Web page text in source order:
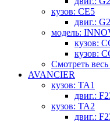
кузов: CE5
двиг.:
модель:
кузов:
кузов:
Смотреть весь
AVANCIER
кузов: TA1
двиг.:
кузов: TA2
двиг.: